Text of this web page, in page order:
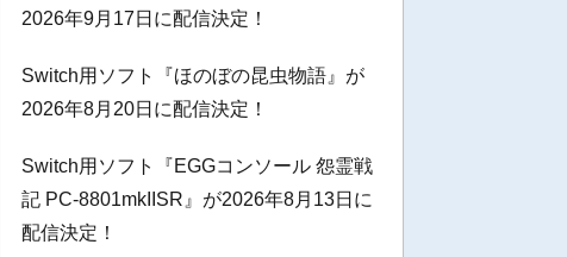
2026年9月17日に配信決定！
Switch用ソフト『ほのぼの昆虫物語』が
2026年8月20日に配信決定！
Switch用ソフト『EGGコンソール 怨霊戦
記 PC-8801mkIISR』が2026年8月13日に
配信決定！